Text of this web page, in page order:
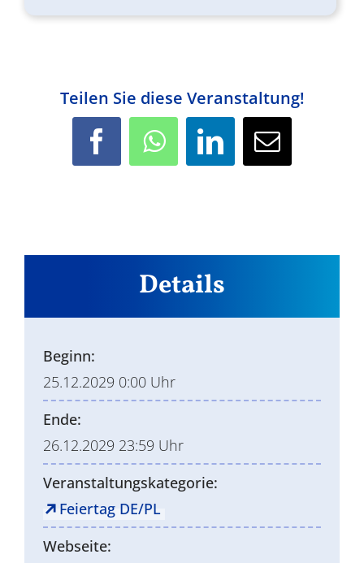
Teilen Sie diese Veranstaltung!
Facebook WhatsApp LinkedIn
E-
Details
Beginn:
25.12.2029 0:00 Uhr
Ende:
26.12.2029 23:59 Uhr
Veranstaltungskategorie:
Feiertag DE/PL
Webseite: